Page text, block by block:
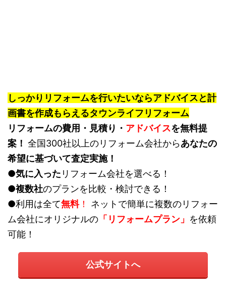
しっかりリフォームを行いたいならアドバイスと計
画書を作成もらえるタウンライフリフォーム
リフォームの費用・見積り・ アドバイスを無料提
案！ 全国300社以上のリフォーム会社からあなたの
希望に基づいて査定実施！
●気に入った リフォーム会社を選べる！
●複数社のプランを比較・検討できる！
●利用は全て無料！
ネットで簡単に複数のリフォー
ム会社にオリジナルの 「リフォームプラン」 を依頼
可能！
公式サイトへ